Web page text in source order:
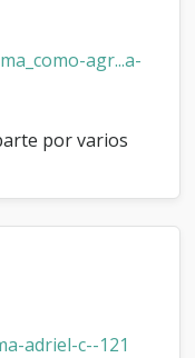
u
r
p
agr...a-
por varios
adriel-c--121